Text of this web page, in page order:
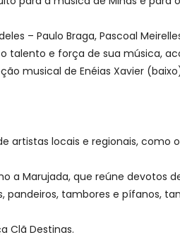
– Paulo Braga, Pascoal
talento e força de sua música,
musical de Enéias Xavier
artistas locais e regionais, como
a Marujada, que reúne devotos
pandeiros, tambores e pífanos,
Clã Destinas.